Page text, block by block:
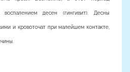
десен (гингивит). Десны
и кровоточат при малейшем контакте,